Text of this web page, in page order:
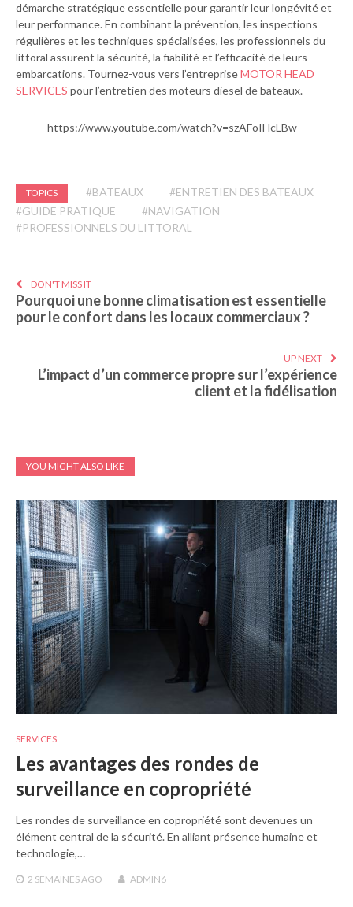
démarche stratégique essentielle pour garantir leur longévité et
leur performance. En combinant la prévention, les inspections
régulières et les techniques spécialisées, les professionnels du
littoral assurent la sécurité, la fiabilité et l’efficacité de leurs
embarcations. Tournez-vous vers l’entrepriseMOTOR HEAD
SERVICES pour l’entretien des moteurs diesel de bateaux.
https://www.youtube.com/watch?v=szAFoIHcLBw
TOPICS #BATEAUX
#ENTRETIEN DES BATEAUX
#GUIDE PRATIQUE
#NAVIGATION
#PROFESSIONNELS DU LITTORAL
DON'T MISS IT
Pourquoi une bonne climatisation est essentielle
pour le confort dans les locaux commerciaux ?
UP NEXT
L’impact d’un commerce propre sur l’expérience
client et la fidélisation
YOU MIGHT ALSO LIKE
SERVICES
Les avantages des rondes de
surveillance en copropriété
Les rondes de surveillance en copropriété sont devenues un
élément central de la sécurité. En alliant présence humaine et
technologie,…
2 SEMAINESAGO ADMIN6